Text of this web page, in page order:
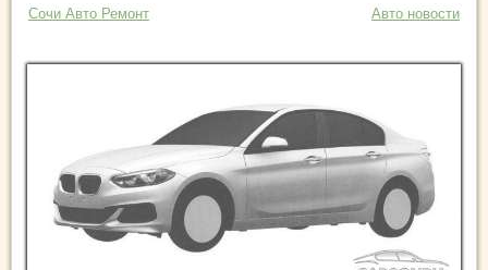
Сочи Авто Ремонт Авто новости